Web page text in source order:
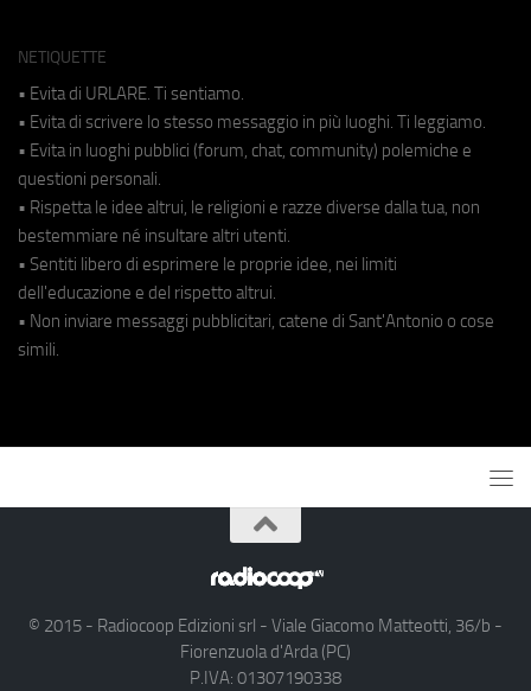
NETIQUETTE
• Evita di URLARE. Ti sentiamo.
• Evita di scrivere lo stesso messaggio in più luoghi. Ti leggiamo.
• Evita in luoghi pubblici (forum, chat, community) polemiche e
questioni personali.
• Rispetta le idee altrui, le religioni e razze diverse dalla tua, non
bestemmiare né insultare altri utenti.
• Sentiti libero di esprimere le proprie idee, nei limiti
dell'educazione e del rispetto altrui.
• Non inviare messaggi pubblicitari, catene di Sant'Antonio o cose
simili.
© 2015 - Radiocoop Edizioni srl - Viale Giacomo Matteotti, 36/b -
Fiorenzuola d'Arda (PC)
P.IVA: 01307190338